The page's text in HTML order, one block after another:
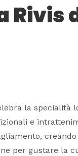
Rivis
la specialità
e
creando
per gustare la